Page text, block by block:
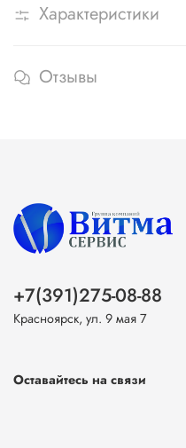
Характеристики
Отзывы
+7(391)275-08-88
Красноярск, ул. 9 мая 7
Оставайтесь на связи